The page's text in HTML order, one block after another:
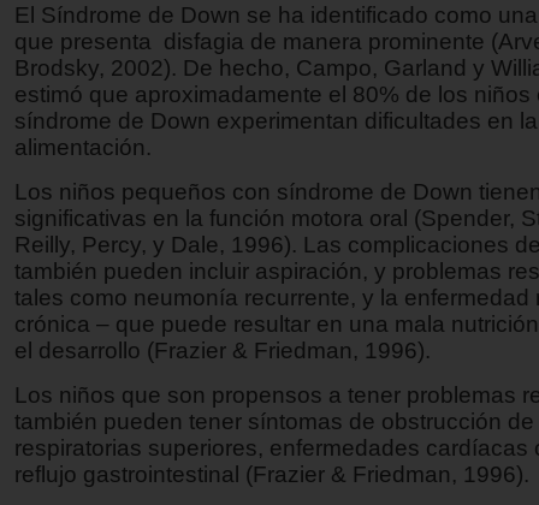
El Síndrome de Down se ha identificado como
que presenta disfagia de manera prominente
Brodsky, 2002). De hecho, Campo, Garland y
estimó que aproximadamente el 80% de los niños
síndrome de Down experimentan dificultades en la
alimentación.
Los niños pequeños con síndrome de Down
significativas en la función motora oral (Spender,
Reilly, Percy, y Dale, 1996). Las complicaciones
también pueden incluir aspiración, y problemas
tales como neumonía recurrente, y la enfermedad
crónica – que puede resultar en una mala
el desarrollo (Frazier & Friedman, 1996).
Los niños que son propensos a tener problemas
también pueden tener síntomas de obstrucción
respiratorias superiores, enfermedades cardíacas
reflujo gastrointestinal (Frazier & Friedman, 1996).